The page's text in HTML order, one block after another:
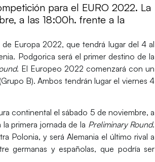
para el EURO 2022. La
a las 18:00h. frente a la
Europa 2022, que tendrá lugar del 4 al
. Podgorica será el primer destino de la
. El Europeo 2022 comenzará con un
B). Ambos tendrán lugar el viernes 4
continental el sábado 5 de noviembre, a
primera jornada de la Preliminary Round.
Polonia, y seráAlemania el último rival a
germanas y españolas, que podría ser